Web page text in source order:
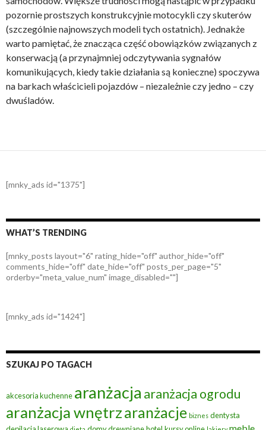
pozornie prostszych konstrukcyjnie motocykli czy skuterów
(szczególnie najnowszych modeli tych ostatnich). Jednakże
warto pamiętać, że znacząca część obowiązków związanych z
konserwacją (a przynajmniej odczytywania sygnałów
komunikujących, kiedy takie działania są konieczne) spoczywa
na barkach właścicieli pojazdów – niezależnie czy jedno – czy
dwuśladów.
[mnky_ads id="1375"]
WHAT’S TRENDING
[mnky_posts layout="6" rating_hide="off" author_hide="off"
comments_hide="off" date_hide="off" posts_per_page="5"
orderby="meta_value_num" image_disabled=""]
[mnky_ads id="1424"]
SZUKAJ PO TAGACH
akcesoria kuchenne aranżacja aranżacja ogrodu
aranżacja wnętrzaranżacje biznes dentysta